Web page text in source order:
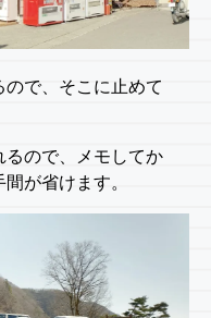
で、そこに止めて
るので、メモしてか
が省けます。